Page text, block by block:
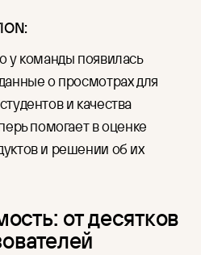
у команды появилась
о просмотрах для
и качества
помогает в оценке
и решении об их
от десятков